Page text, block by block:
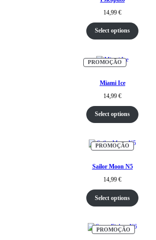
14,99 €
Select options
PROMOÇÃO PRODUTO
EM
Miami Ice
14,99 €
Select options
PROMOÇÃO PRODUTO
EM
Sailor Moon N5
14,99 €
Select options
PROMOÇÃO PRODUTO
EM